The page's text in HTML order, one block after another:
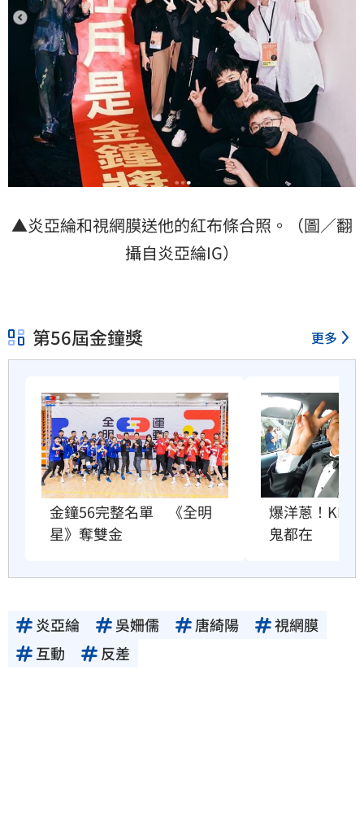
▲炎亞綸和視網膜送他的紅布條合照。（圖／翻
攝自炎亞綸IG）
第56屆金鐘獎 更多
金鐘56完整名單　《全明
星》奪雙金
爆洋蔥！KID
鬼都在
炎亞綸 吳姍儒 唐綺陽
視網膜
互動
反差